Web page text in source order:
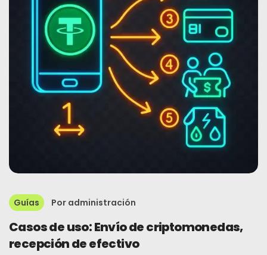
Guías Por administración
Casos de uso: Envío de criptomonedas,
recepción de efectivo